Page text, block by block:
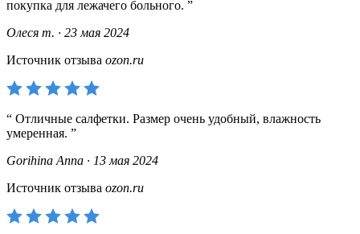
покупка для лежачего больного.
Олеся т. · 23 мая 2024
Источник отзыва ozon.ru
Отличные салфетки. Размер очень удобный, влажность
умеренная.
Gorihina Anna · 13 мая 2024
Источник отзыва ozon.ru